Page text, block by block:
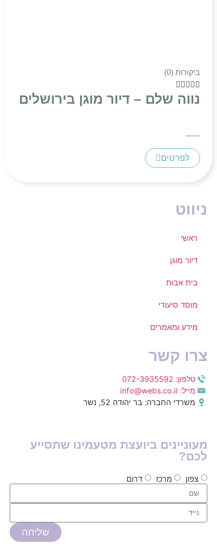
ביקורות (0)

נווה שלם – דיור מוגן בירושלים
לפרטים
ניווט
ראשי
דיור מוגן
בית אבות
מוסד סיעודי
מידע ומאמרים
צרו קשר
טלפון: 072-3935592
מייל: info@webs.co.il
משרדי החברה: בר יהודה 52, נשר
מעוניינים ביועצת מטעמינו שתסייע
לכם?
צפון מרכז דרום
שליחה